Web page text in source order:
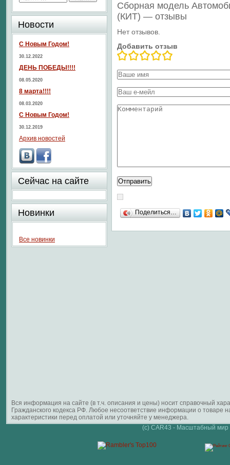
Сборная модель
(КИТ) — отзывы
Нет отзывов.
Добавить отзыв
Поделиться…
Новости
С Новым Годом!
30.12.2022
ДЕНЬ ПОБЕДЫ!!!!
08.05.2020
8 марта!!!!
08.03.2020
С Новым Годом!
30.12.2019
Архив новостей
Сейчас на сайте
Новинки
Все новинки
Вся информация на сайте (в т.ч. описания и цены) носит справочный
Гражданского кодекса РФ. Любое несоответствие информации о
характеристики перед оплатой или уточняйте у менеджера.
(c) CAR43 - Масштабный мир